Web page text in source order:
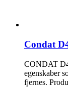
Condat
CONDAT
egenskaber
fjernes.